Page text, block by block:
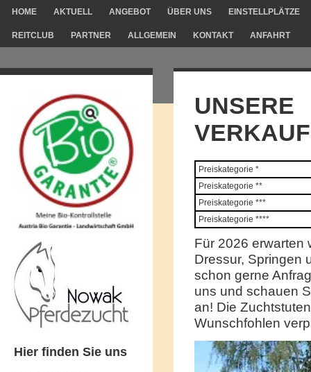
HOME AKTUELL ANGEBOT ÜBER UNS EINSTELLPLÄTZE
REITCLUB PARTNER ALLGEMEIN KONTAKT ANFAHRT
Hier finden Sie uns
UNSERE
Preiskategorie *
Preiskategorie **
Preiskategorie ***
Preiskategorie ****
Für 2026 erwarten
Dressur, Springen
schon gerne
uns und schauen
an! Die
Wunschfohlen